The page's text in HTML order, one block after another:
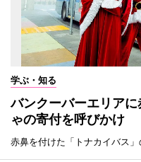
学ぶ・知る
バンクーバーエリア
ゃの寄付を呼びかけ
赤鼻を付けた「トナカイバス」